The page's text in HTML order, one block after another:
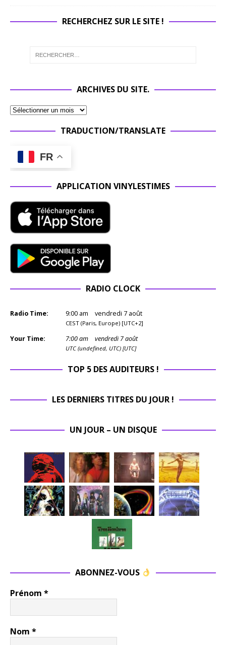
RECHERCHEZ SUR LE SITE !
ARCHIVES DU SITE.
TRADUCTION/TRANSLATE
FR
APPLICATION VINYLESTIMES
RADIO CLOCK
Radio Time: 9:00 am vendredi 7 août
CEST (Paris, Europe) [UTC+2]
Your Time: 7:00am vendredi 7 août
UTC (undefined, UTC) [UTC]
TOP 5 DES AUDITEURS !
LES DERNIERS TITRES DU JOUR !
UN JOUR – UN DISQUE
ABONNEZ-VOUS
Prénom *
Nom *